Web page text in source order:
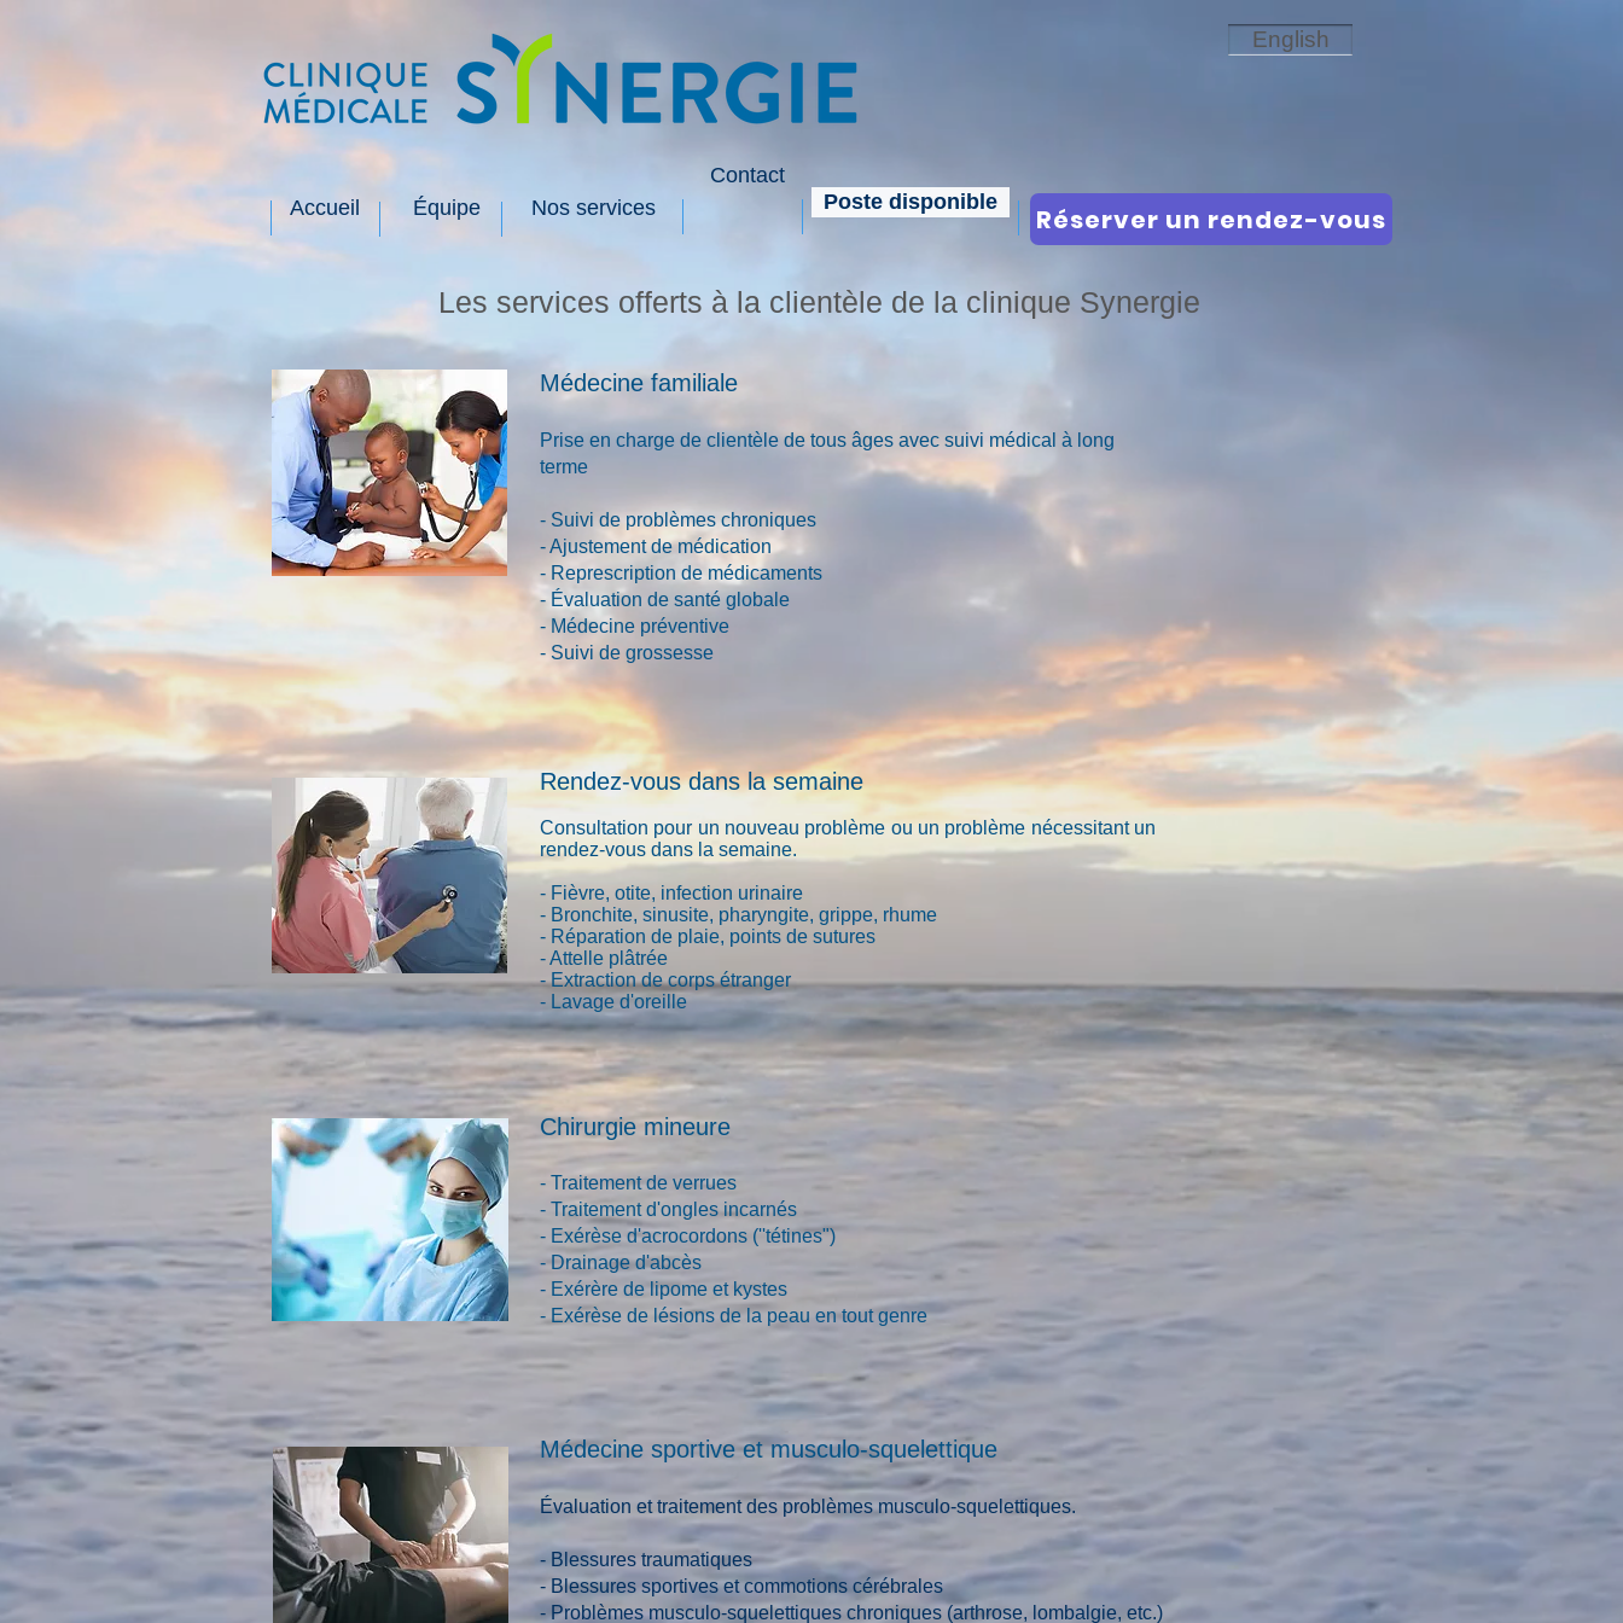
English
Accueil Équipe Nos services
Contact
Poste disponible
Réserver un rendez-vous
Les services offerts à la clientèle de la clinique Synergie
Médecine familiale
Prise en charge de clientèle de tous âges avec suivi médical à long
terme
- Suivi de problèmes chroniques
- Ajustement de médication
- Represcription de médicaments
- Évaluation de santé globale
- Médecine préventive
- Suivi de grossesse
Rendez-vous dans la semaine
Consultation pour un nouveau problème ou un problème nécessitant un
rendez-vous dans la semaine.
- Fièvre, otite, infection urinaire
- Bronchite, sinusite, pharyngite, grippe, rhume
- Réparation de plaie, points de sutures
- Attelle plâtrée
- Extraction de corps étranger
- Lavage d'oreille
​Chirurgie mineure
- Traitement de verrues
- Traitement d'ongles incarnés
- Exérèse d'acrocordons (''tétines")
- Drainage d'abcès
- Exérère de lipome et kystes
- Exérèse de lésions de la peau en tout genre
Médecine sportive et musculo-squelettique
Évaluation et traitement des problèmes musculo-squelettiques.
- Blessures traumatiques
- Blessures sportives et commotions cérébrales
- Problèmes musculo-squelettiques chroniques (arthrose, lombalgie, etc.)